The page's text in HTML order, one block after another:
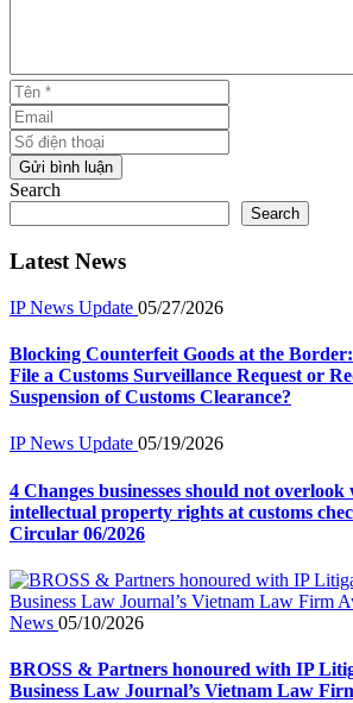
Tên *
Email
Số điện thoại
Gửi bình luận
Search
Search
Latest News
IP News Update 05/27/2026
Blocking Counterfeit Goods at the Border:
File a Customs Surveillance Request or
Suspension of Customs Clearance?
IP News Update 05/19/2026
4 Changes businesses should not
intellectual property rights at customs
Circular 06/2026
News 05/10/2026
BROSS & Partners honoured with IP
Business Law Journal’s Vietnam Law